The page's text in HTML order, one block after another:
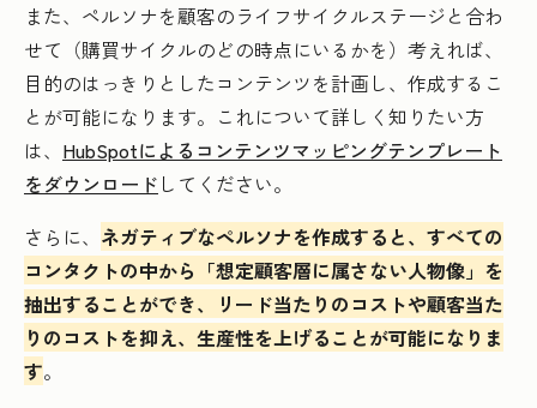
また、ペルソナを顧客のライフサイクルステージと合わ
せて（購買サイクルのどの時点にいるかを）考えれば、
目的のはっきりとしたコンテンツを計画し、作成するこ
とが可能になります。これについて詳しく知りたい方
は、 HubSpotによるコンテンツマッピングテンプレート
をダウンロード してください。
さらに、 ネガティブなペルソナを作成すると、すべての
コンタクトの中から「想定顧客層に属さない人物像」を
抽出することができ、リード当たりのコストや顧客当た
りのコストを抑え、生産性を上げることが可能になりま
す。